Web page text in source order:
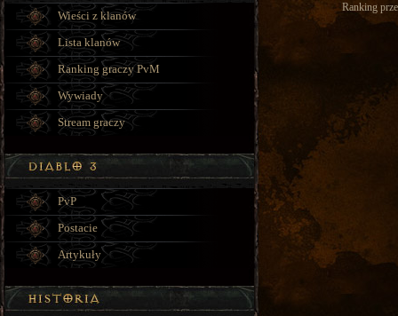
Ranking
Wieści z klanów
Lista klanów
Ranking graczy PvM
Wywiady
Stream graczy
PvP
Postacie
Artykuły